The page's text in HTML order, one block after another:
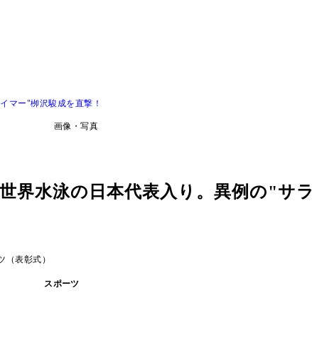
マー"栁沢駿成を直撃！
画像・写真
界水泳の日本代表入り。異例の"サ
表彰式）
スポーツ